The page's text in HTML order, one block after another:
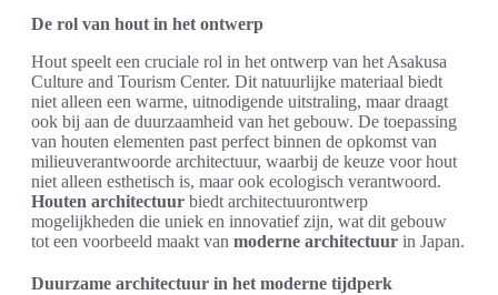
De rol van hout in het ontwerp
Hout speelt een cruciale rol in het ontwerp van het Asakusa
Culture and Tourism Center. Dit natuurlijke materiaal biedt
niet alleen een warme, uitnodigende uitstraling, maar draagt
ook bij aan de duurzaamheid van het gebouw. De toepassing
van houten elementen past perfect binnen de opkomst van
milieuverantwoorde architectuur, waarbij de keuze voor hout
niet alleen esthetisch is, maar ook ecologisch verantwoord.
Houten architectuur biedt architectuurontwerp
mogelijkheden die uniek en innovatief zijn, wat dit gebouw
tot een voorbeeld maakt van moderne architectuur in Japan.
Duurzame architectuur in het moderne tijdperk